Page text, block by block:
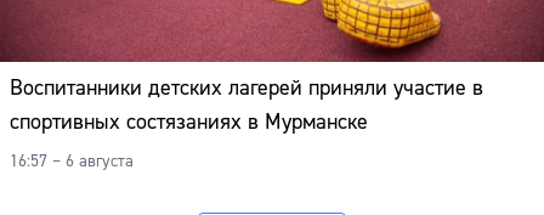
Воспитанники детских лагерей приняли участие в
спортивных состязаниях в Мурманске
16:57 – 6 августа